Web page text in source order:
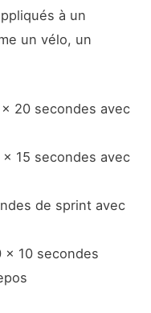
à un
un vélo, un
20 secondes avec
15 secondes avec
de sprint avec
x 10 secondes